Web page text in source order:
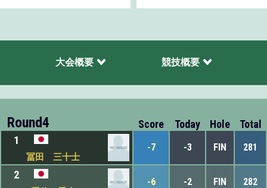
大会概要 競技概要
Round4 Score Today Hole
Total
1
冨田 三十士
-7 -3 FIN 281
2
-6 -2 FIN 282